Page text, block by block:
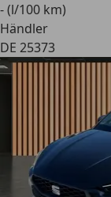
- (l/100 km)
Händler
DE 25373